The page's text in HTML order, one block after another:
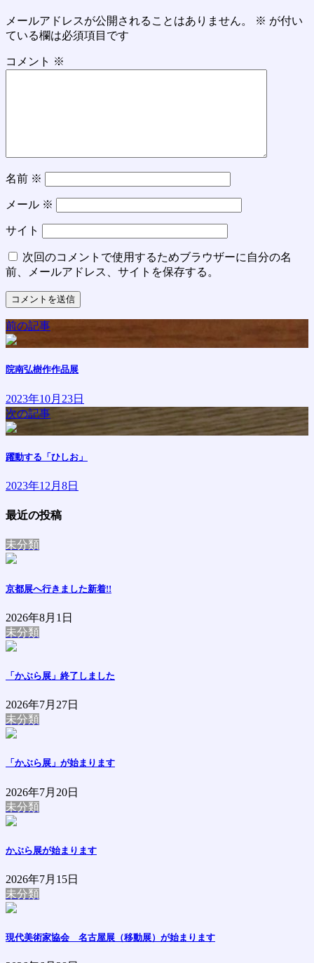
メールアドレスが公開されることはありません。 ※ が付い
ている欄は必須項目です
コメント ※
名前 ※
メール ※
サイト
次回のコメントで使用するためブラウザーに自分の名
前、メールアドレス、サイトを保存する。
前の記事
院南弘樹作作品展
2023年10月23日
次の記事
躍動する「ひしお」
2023年12月8日
最近の投稿
未分類
京都展へ行きました新着!!
2026年8月1日
未分類
「かぶら展」終了しました
2026年7月27日
未分類
「かぶら展」が始まります
2026年7月20日
未分類
かぶら展が始まります
2026年7月15日
未分類
現代美術家協会 名古屋展（移動展）が始まります